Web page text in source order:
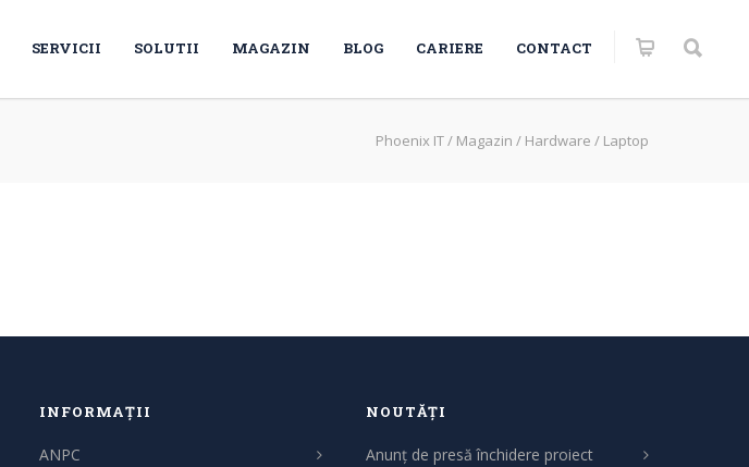
SERVICII SOLUTII MAGAZIN BLOG CARIERE CONTACT
Phoenix IT/ Magazin / Hardware / Laptop
INFORMAȚII
ANPC
NOUTĂȚI
Anunț de presă închidere proiect